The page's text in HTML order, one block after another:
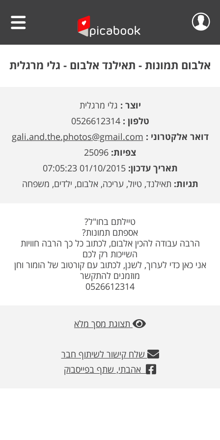
סרטוני וידאו
הגדה אישית לפסח
פיקאבוק על הקיר
גלריית מוצרים
מבצעים
שלום
הסרטונים שלי
התנתק
אלבום תמונות - תאילנד אלבום - גלי מרגלית
יוצר : גלי מרגלית
טלפון :0526612314
דואר אלקטרוני : gali.and.the.photos@gmail.com
צפיות:
תאריך עדכון: 01/10/2015 07:05:23
תגיות: תאילנד, טיול, עריכה, אלבום, ילדים, משפחה
טיילתם בחו"ל?
אספתם תמונות?
הרבה עבודה להכין אלבום, לכתוב כל כך הרבה חוויות
השייכות רק לכם
אני כאן כדי לערוך, לשנן, לכתוב עם קורטוב של הומור וחן
מוזמנים להתקשר
0526612314
תצוגת מסך מלא
שלח קישור לשיתוף חבר
אהבתי, שתף בפייסבוק